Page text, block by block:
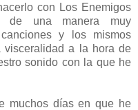
con Los Enemigos
de una manera muy
y los mismos
visceralidad a la hora de
sonido con la que he
muchos días en que he